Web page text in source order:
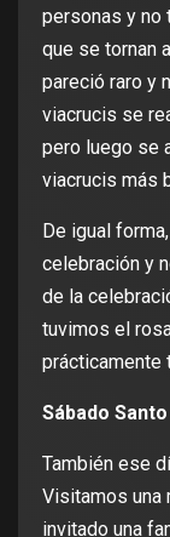
personas y no
que se tornan
pareció raro y
viacrucis se
pero luego se
viacrucis más
De igual
celebración y
de la
tuvimos el
prácticamente
Sábado Santo
También ese
Visitamos una
invitado una